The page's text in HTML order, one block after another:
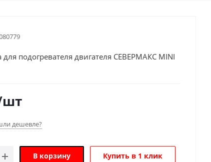
для подогревателя двигателя СЕВЕРМАКС MINI
дешевле?
В корзину Купить в 1 клик